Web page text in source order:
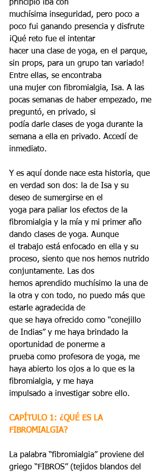
principio iba con
muchísima inseguridad, pero poco a
poco fui ganando presencia y disfrute
¡Qué reto fue el intentar
hacer una clase de yoga, en el parque,
sin props, para un grupo tan variado!
Entre ellas, se encontraba
una mujer con fibromialgia, Isa. A las
pocas semanas de haber empezado, me
preguntó, en privado, si
podía darle clases de yoga durante la
semana a ella en privado. Accedí de
inmediato.
Y es aquí donde nace esta historia, que
en verdad son dos: la de Isa y su
deseo de sumergirse en el
yoga para paliar los efectos de la
fibromialgia y la mía y mi primer año
dando clases de yoga. Aunque
el trabajo está enfocado en ella y su
proceso, siento que nos hemos nutrido
conjuntamente. Las dos
hemos aprendido muchísimo la una de
la otra y con todo, no puedo más que
estarle agradecida de
que se haya ofrecido como “conejillo
de Indias” y me haya brindado la
oportunidad de ponerme a
prueba como profesora de yoga, me
haya abierto los ojos a lo que es la
fibromialgia, y me haya
impulsado a investigar sobre ello.
CAPÍTULO 1: ¿QUÉ ES LA
FIBROMIALGIA?
La palabra “fibromialgia” proviene del
griego “FIBROS” (tejidos blandos del